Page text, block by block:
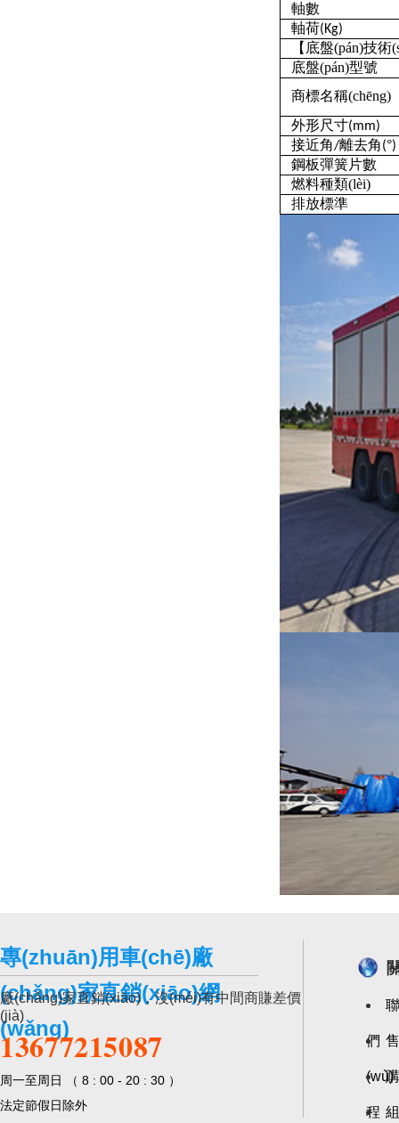
軸數
軸荷(Kg)
【底盤(pán)技術
底盤(pán)型號
商標名稱(chēng)
外形尺寸(mm)
接近角/離去角(°)
鋼板彈簧片數
燃料種類(lèi)
排放標準
專(zhuān)用車(chē)廠
(chǎng)家直銷(xiāo)網
(wǎng)
廠(chǎng)家直銷(xiāo)，沒(méi)有中間商賺差價
(jià)
13677215087
周一至周日 （ 8 : 00 - 20 : 30 ）
法定節假日除外
們
(wù)
程